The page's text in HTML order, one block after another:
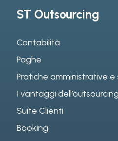
ST Outsourcing
Contabilità
Paghe
Pratiche amministrative
I vantaggi dell’outsourcing
Suite Clienti
Booking